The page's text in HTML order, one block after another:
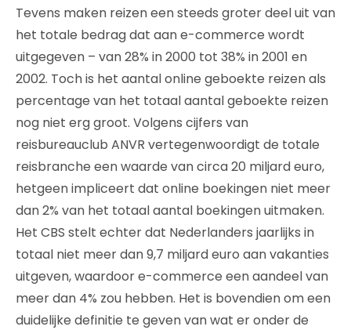
Tevens maken reizen een steeds groter deel uit van
het totale bedrag dat aan e-commerce wordt
uitgegeven – van 28% in 2000 tot 38% in 2001 en
2002. Toch is het aantal online geboekte reizen als
percentage van het totaal aantal geboekte reizen
nog niet erg groot. Volgens cijfers van
reisbureauclub ANVR vertegenwoordigt de totale
reisbranche een waarde van circa 20 miljard euro,
hetgeen impliceert dat online boekingen niet meer
dan 2% van het totaal aantal boekingen uitmaken.
Het CBS stelt echter dat Nederlanders jaarlijks in
totaal niet meer dan 9,7 miljard euro aan vakanties
uitgeven, waardoor e-commerce een aandeel van
meer dan 4% zou hebben. Het is bovendien om een
duidelijke definitie te geven van wat er onder de